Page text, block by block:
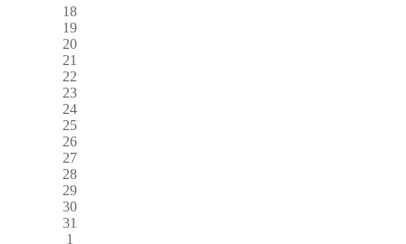
18
19
20
21
22
23
24
25
26
27
28
29
30
31
1